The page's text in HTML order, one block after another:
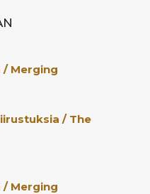
/ Merging
/ The
/ Merging